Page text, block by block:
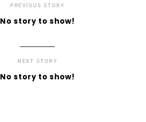
PREVIOUS STORY
No story to show!
NEXT STORY
No story to show!